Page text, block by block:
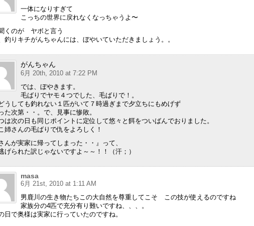
一体になりすぎて
こっちの世界に戻れなくなっちゃうよ〜
くのが ヤボと言う
釣りキチがんちゃんには、ぼやいていただきましょう。。
がんちゃん
6月 20th, 2010 at 7:22 PM
では、ぼやきます。
毛ばりでヤモ４つでした、毛ばりで！。
うしても釣れない１匹がいて７時過ぎまで夕立ちにもめげず
た次第・・。で、見事に惨敗。
は次の日も同じポイントに定位して悠々と餌をついばんでおりました。
姉さんの毛ばりで仇をよろしく！
んが実家に帰ってしまった・・』って、
げられた訳じゃないですよ～～！！（汗；）
masa
6月 21st, 2010 at 1:11 AM
男鹿川の生き物たちこの大自然を尊重してこそ この技が使えるのですね
家族分の4匹で充分有り難いですね、、、。
日で奥様は実家に行っていたのですね。